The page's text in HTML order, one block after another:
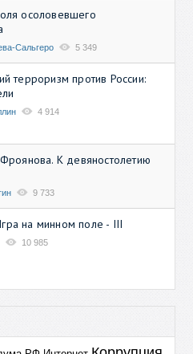
осоловевшего
Сальгеро 5 349
терроризм против России:
4 914
К девяностолетию
9 733
на минном поле - III
10 985